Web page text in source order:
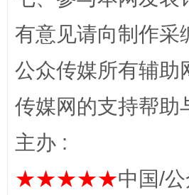
有意见请向制作采
公众传媒所有辅助
传媒网的支持帮助
主办 :
★★★★★中国/